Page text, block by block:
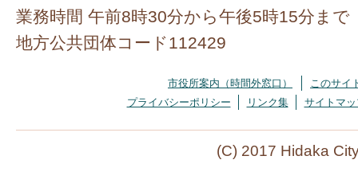
業務時間 午前8時30分から午後5時15分まで
地方公共団体コード112429
市役所案内（時間外窓口）
このサイ
プライバシーポリシー
リンク集 サイトマッ
(C) 2017 Hidaka